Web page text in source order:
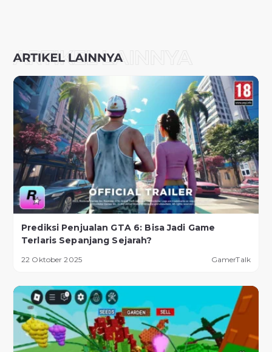
Prediksi Penjualan GTA 6: Bisa Jadi Game
Terlaris Sepanjang Sejarah?
22 Oktober 2025 GamerTalk